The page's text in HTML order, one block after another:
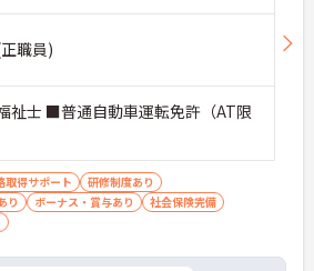
職員)
祉士 ■普通自動車運転免許（AT限
取得サポート
研修制度あり
り
ボーナス・賞与あり
社会保険完備